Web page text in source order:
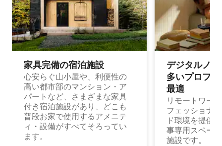
家具完備の宿⁠泊⁠施⁠設
心安らぐ山小屋や、利便性の
高い都市部のマンション・ア
パートなど、さまざまな家具
付き宿泊施設があり、どこも
普段お家で使用するアメニテ
ィ・設備がすべてそろってい
ます。
デジタルノ
多⁠いプ⁠ロ⁠フ⁠
最⁠適
リモートワー
フェッショナ
ド環境を提供
事専用スペー
施設です。